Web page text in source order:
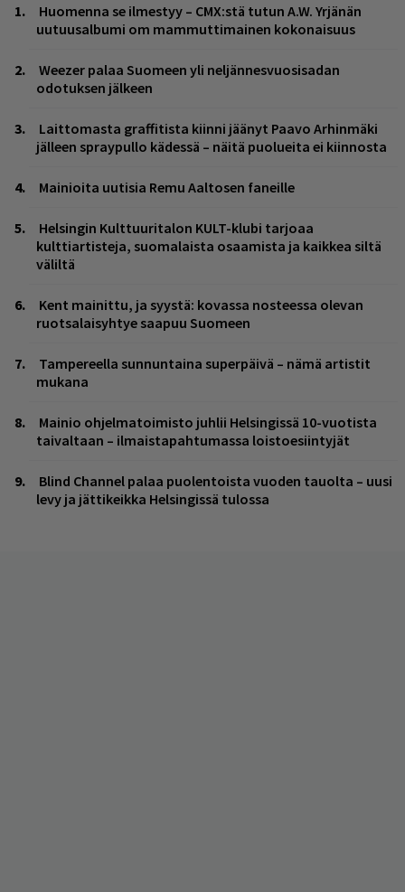
Huomenna se ilmestyy – CMX:stä tutun A.W. Yrjänän
uutuusalbumi om mammuttimainen kokonaisuus
Weezer palaa Suomeen yli neljännesvuosisadan
odotuksen jälkeen
Laittomasta graffitista kiinni jäänyt Paavo Arhinmäki
jälleen spraypullo kädessä – näitä puolueita ei kiinnosta
Mainioita uutisia Remu Aaltosen faneille
Helsingin Kulttuuritalon KULT-klubi tarjoaa
kulttiartisteja, suomalaista osaamista ja kaikkea siltä
väliltä
Kent mainittu, ja syystä: kovassa nosteessa olevan
ruotsalaisyhtye saapuu Suomeen
Tampereella sunnuntaina superpäivä – nämä artistit
mukana
Mainio ohjelmatoimisto juhlii Helsingissä 10-vuotista
taivaltaan – ilmaistapahtumassa loistoesiintyjät
Blind Channel palaa puolentoista vuoden tauolta – uusi
levy ja jättikeikka Helsingissä tulossa